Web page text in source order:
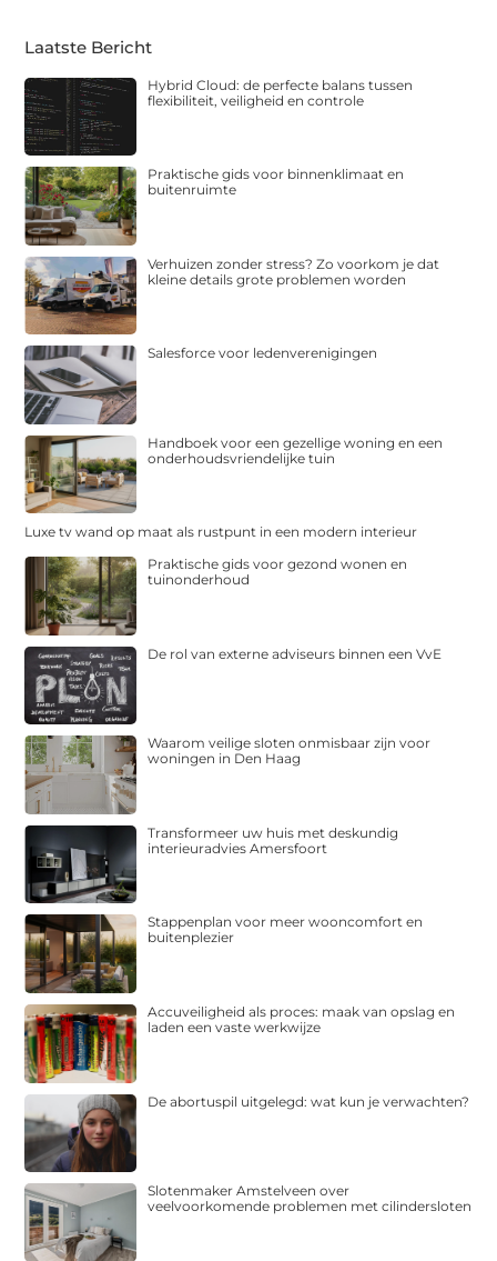
Laatste Bericht
Hybrid Cloud: de perfecte balans tussen
flexibiliteit, veiligheid en controle
Praktische gids voor binnenklimaat en
buitenruimte
Verhuizen zonder stress? Zo voorkom je dat
kleine details grote problemen worden
Salesforce voor ledenverenigingen
Handboek voor een gezellige woning en een
onderhoudsvriendelijke tuin
Luxe tv wand op maat als rustpunt in een modern interieur
Praktische gids voor gezond wonen en
tuinonderhoud
De rol van externe adviseurs binnen een VvE
Waarom veilige sloten onmisbaar zijn voor
woningen in Den Haag
Transformeer uw huis met deskundig
interieuradvies Amersfoort
Stappenplan voor meer wooncomfort en
buitenplezier
Accuveiligheid als proces: maak van opslag en
laden een vaste werkwijze
De abortuspil uitgelegd: wat kun je verwachten?
Slotenmaker Amstelveen over
veelvoorkomende problemen met cilindersloten